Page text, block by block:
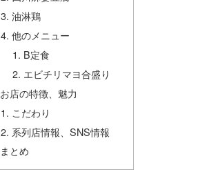
油淋鶏
他のメニュー
B定食
エビチリマヨ合盛り
お店の特徴、魅力
こだわり
系列店情報、SNS情報
まとめ